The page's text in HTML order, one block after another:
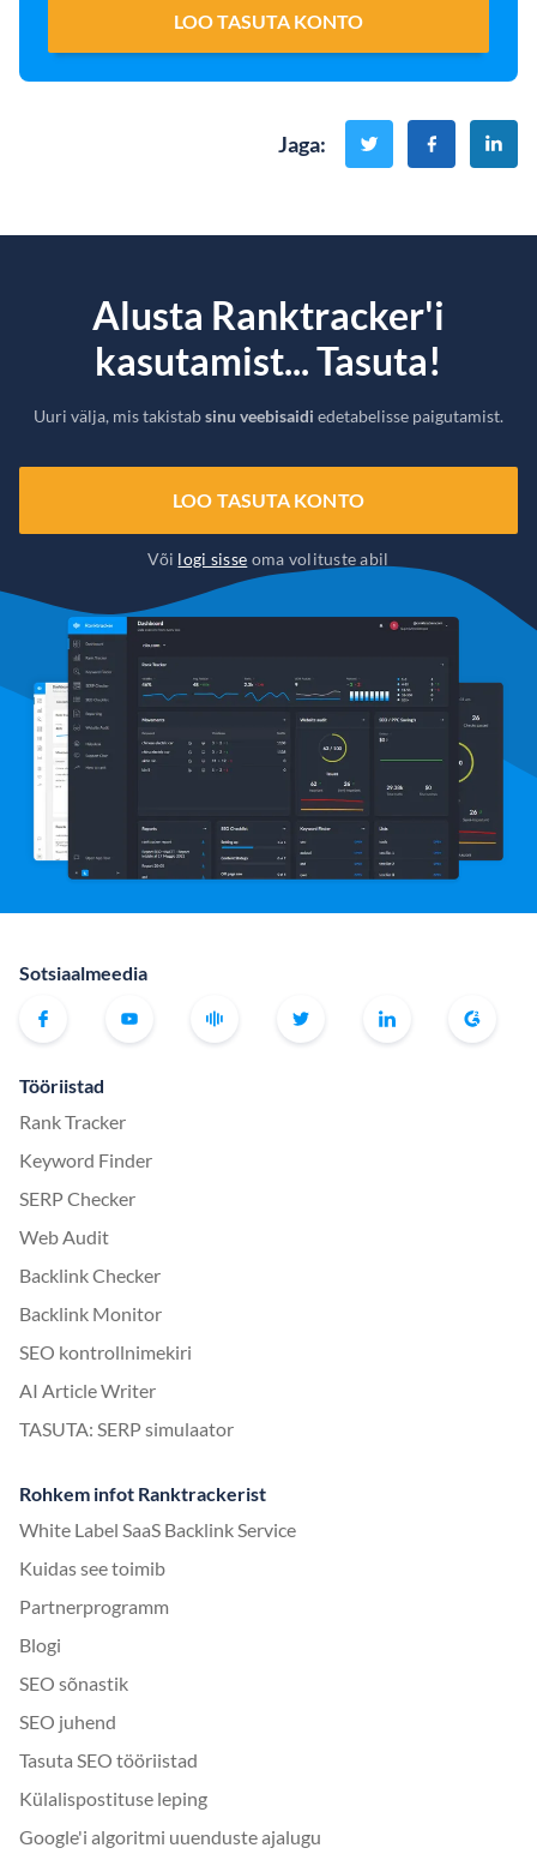
LOO TASUTA KONTO
Jaga:
Alusta Ranktracker'i
kasutamist... Tasuta!
Uuri välja, mis takistabsinu veebisaidi edetabelisse paigutamist.
LOO TASUTA KONTO
Või logi sisse oma volituste abil
Sotsiaalmeedia
Tööriistad
Rank Tracker
Keyword Finder
SERP Checker
Web Audit
Backlink Checker
Backlink Monitor
SEO kontrollnimekiri
AI Article Writer
TASUTA: SERP simulaator
Rohkem infot Ranktrackerist
White Label SaaS Backlink Service
Kuidas see toimib
Partnerprogramm
Blogi
SEO sõnastik
SEO juhend
Tasuta SEO tööriistad
Külalispostituse leping
Google'i algoritmi uuenduste ajalugu